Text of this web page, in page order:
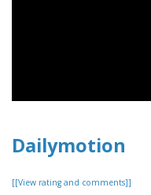
Dailymotion
[[View rating and comments]]